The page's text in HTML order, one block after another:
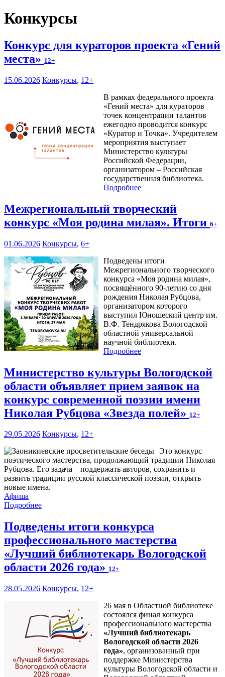
Конкурсы
Конкурс для кураторов проекта «Гений
места» 12+
15.06.2026 Конкурсы, 12+
В рамках федерального проекта
«Гений места» для кураторов
точек концентрации талантов
ежегодно проводится конкурс
«Куратор и Точка». Учредителем
мероприятия выступает
Министерство культуры
Российской Федерации,
организатором – Российская
государственная библиотека.
Подробнее
Межрегиональный творческий
конкурс «Моя родина милая». Итоги 6+
01.06.2026 Конкурсы, 6+
Подведены итоги
Межрегионального творческого
конкурса «Моя родина милая»,
посвящённого 90-летию со дня
рождения Николая Рубцова,
организатором которого
выступил Юношеский центр им.
В.Ф. Тендрякова Вологодской
областной универсальной
научной библиотеки.
Подробнее
Министерство культуры Вологодской
области объявляет прием заявок на
конкурс современной поэзии имени
Николая Рубцова «Звезда полей» 12+
29.05.2026 Конкурсы, 12+
Это конкурс
поэтического мастерства, продолжающий традиции Николая
Рубцова. Его задача – поддержать авторов, сохранить и
развить традиции русской классической поэзии, открыть
новые имена.
Афиша
Подробнее
Подведены итоги конкурса
профессионального мастерства
«Лучший библиотекарь Вологодской
области 2026 года» 12+
28.05.2026 Конкурсы, 12+
26 мая в Областной библиотеке
состоялся финал конкурса
профессионального мастерства
«Лучший библиотекарь
Вологодской области 2026
года», организованный при
поддержке Министерства
культуры Вологодской области и